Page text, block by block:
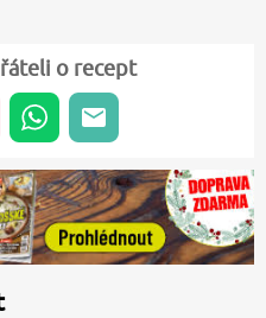
o recept